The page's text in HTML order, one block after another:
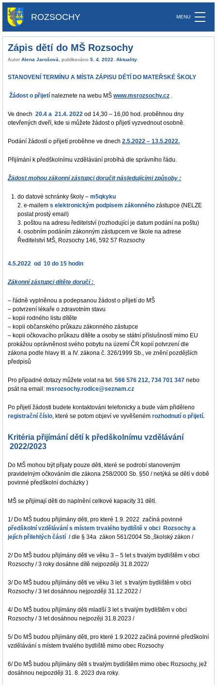
ROZSOCHY
Zápis dětí do MŠ Rozsochy
Autor Alena Jarošová , publikováno 5. 4. 2022 Aktuality
STANOVENÍ TERMÍNU A MÍSTA ZÁPISU DĚTÍ DO MATEŘSKÉ ŠKOLY
Žádost o přijetí naleznete na webu MŠ www.msrozsochy.cz .
Ve dnech 20.4 a 21.4. 2022 od 14,30 – 16,00 hod. proběhnou dny
otevřených dveří, kde si můžete žádost o přijetí vyzvednout osobně.
Podání žádostí o přijetí proběhne ve dnech 2.5.2022 – 13.5.2022.
Přijímání k předškolnímu vzdělávání probíhá dle správního řádu.
Žádost mohou zákonní zástupci doručit následujícími způsoby :
do datové schránky školy – m5qkyku
2. e-mailem s elektronickým podpisem zákonného zástupce (NELZE
poslat prostý email)
3. poštou na adresu ředitelství (rozhodující je datum podání na poštu)
4. osobním podáním zákonným zástupcem ve škole na adrese
Ředitelství MŠ, Rozsochy 146, 592 57 Rozsochy
4.5.2022 od 10 do 15 hodin
Zákonní zástupci dítěte doručí :
– řádně vyplněnou a podepsanou žádost o přijetí do MŠ
– potvrzení lékaře o zdravotním stavu
– kopii rodného listu dítěte
– kopii občanského průkazu zákonného zástupce
– kopii očkovacího průkazu dítěte a osoby se státní příslušností mimo EU
prokážou oprávněnost svého pobytu na území ČR kopií potvrzení dle
zákona podle hlavy III. a IV. zákona č. 326/1999 Sb., ve znění pozdějších
předpisů
Pro případné dotazy můžete volat na tel. 566 576 212, 734 701 347 nebo
psát na email: msrozsochy.rodice@seznam.cz
Po přijetí žádosti budete kontaktováni telefonicky a bude vám přiděleno
registrační číslo, které se potom objeví ve vyvěšeném rozhodnutí o přijetí.
Kritéria přijímání dětí k předškolnímu vzdělávání
2022/2023
Do MŠ mohou být přijaty pouze děti, které se podrobí stanoveným
pravidelným očkováním dle zákona 258/2000 Sb. §50 / netýká se dětí v době
povinné předškolní docházky )
MŠ se přijímají děti do naplnění celkové kapacity 31 dětí.
1/ Do MŠ budou přijímány děti, pro které 1.9. 2022 začíná povinné
předškolní vzdělávání s místem trvalého bydliště v obci Rozsochy a
jejích přilehlých částí /dle § 34a zákon 561/2004 Sb.,školský zákon /
2/ Do MŠ budou přijímány děti ve věku 3 – 5 let s trvalým bydlištěm v obci
Rozsochy / 3 roky dosáhne dítě nejpozději 31.8.2022/
3/ Do MŠ budou přijímány děti ve věku 3 let s trvalým bydlištěm v obci
Rozsochy / 3 let dosáhnou nejpozději 31.12.2022 /
4/ Do MŠ budou přijímány děti mladší 3 let s trvalým bydlištěm v obci
Rozsochy / 3 let dosáhnou nejpozěji 31.8.2023 /
5/ Do MŠ budou přijímány děti, pro které 1.9.2022 začíná povinné předškolní
vzdělávání s místem trvalého bydliště mimo obec Rozsochy
6/ Do MŠ budou přijímány děti s trvalým bydlištěm mimo obec Rozsochy, jež
dosáhnou nejpozději 31. 8. 2023 dva roky.